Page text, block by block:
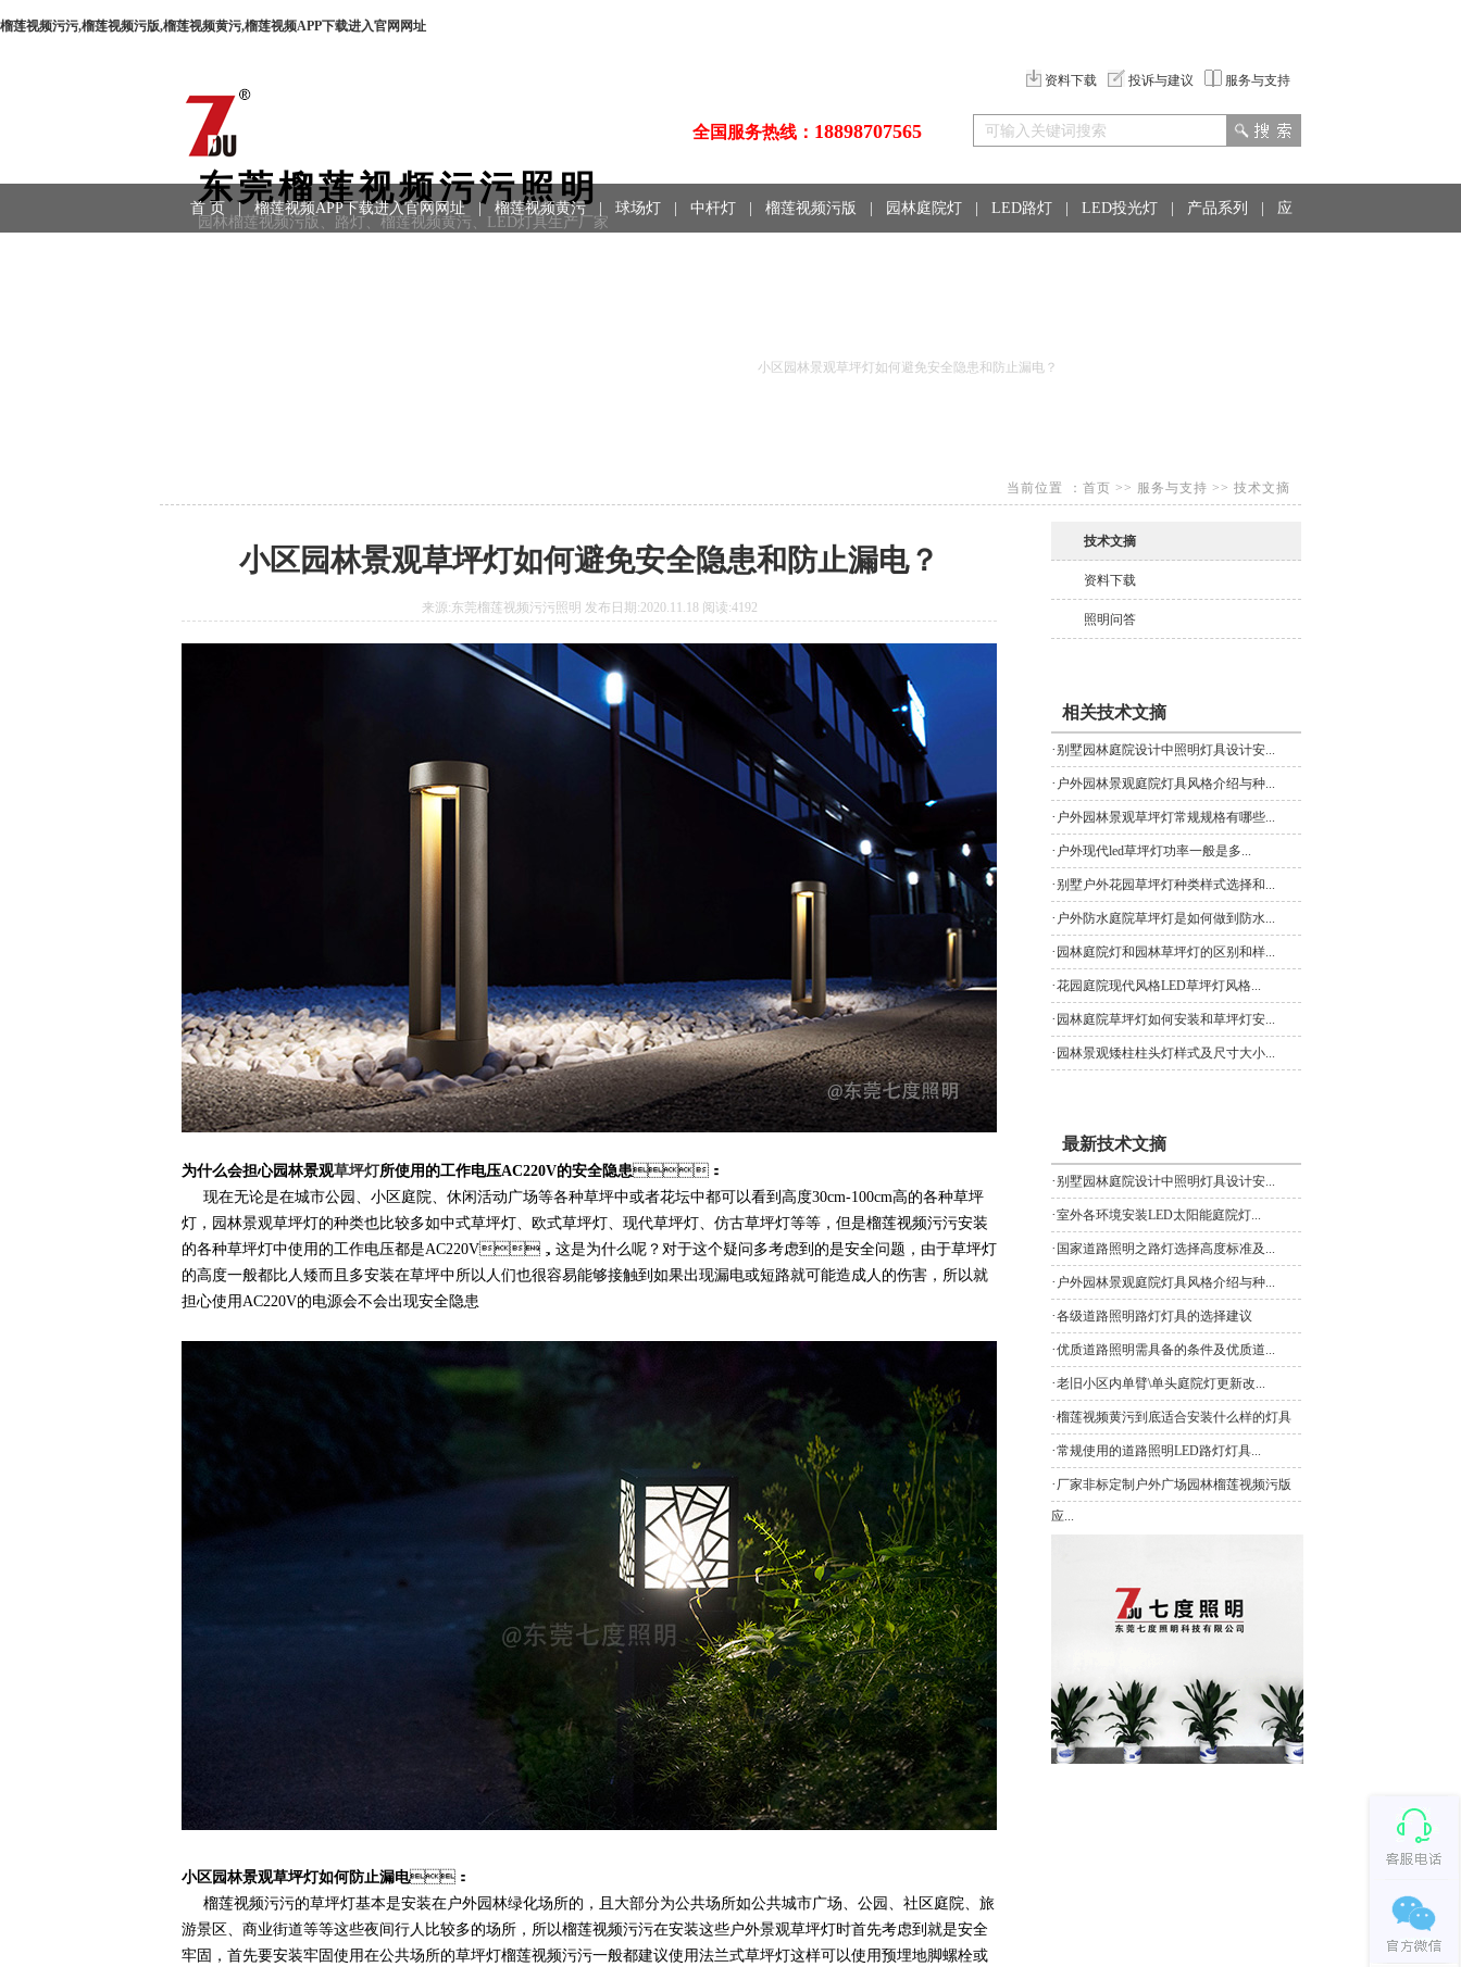
榴莲视频污污,榴莲视频污版,榴莲视频黄污,榴莲视频APP下载进入官网网址
东莞榴莲视频污污照明
园林榴莲视频污版、路灯、榴莲视频黄污、LED灯具生产厂家
资料下载 投诉与建议 服务与支持
全国服务热线： 18898707565
首 页 | 榴莲视频APP下载进入官网网址 | 榴莲视频黄污 球场灯 中杆灯 榴莲视频污版 园林庭院灯 LED路灯 LED投光灯 产品系列 应
小区园林景观草坪灯如何避免安全隐患和防止漏电？
当前位置： 首页 >> 服务与支持 >> 技术文摘
小区园林景观草坪灯如何避免安全隐患和防止漏电？
来源:东莞榴莲视频污污照明 发布日期:2020.11.18 阅读:4192
为什么会担心园林景观草坪灯所使用的工作电压AC220V的安全隐患：
现在无论是在城市公园、小区庭院、休闲活动广场等各种草坪中或者花坛中都可以看到高度30cm-100cm高的各种草坪
灯，园林景观草坪灯的种类也比较多如中式草坪灯、欧式草坪灯、现代草坪灯、仿古草坪灯等等，但是榴莲视频污污安装
的各种草坪灯中使用的工作电压都是AC220V，这是为什么呢？对于这个疑问多考虑到的是安全问题，由于草坪灯
的高度一般都比人矮而且多安装在草坪中所以人们也很容易能够接触到如果出现漏电或短路就可能造成人的伤害，所以就
担心使用AC220V的电源会不会出现安全隐患
小区园林景观草坪灯如何防止漏电：
榴莲视频污污的草坪灯基本是安装在户外园林绿化场所的，且大部分为公共场所如公共城市广场、公园、社区庭院、旅
游景区、商业街道等等这些夜间行人比较多的场所，所以榴莲视频污污在安装这些户外景观草坪灯时首先考虑到就是安全
牢固，首先要安装牢固使用在公共场所的草坪灯榴莲视频污污一般都建议使用法兰式草坪灯这样可以使用预埋地脚螺栓或
技术文摘
资料下载
照明问答
相关技术文摘
·别墅园林庭院设计中照明灯具设计安...
· 户外园林景观庭院灯具风格介绍与种...
· 户外园林景观草坪灯常规规格有哪些...
· 户外现代led草坪灯功率一般是多...
·别墅户外花园草坪灯种类样式选择和...
· 户外防水庭院草坪灯是如何做到防水...
· 园林庭院灯和园林草坪灯的区别和样...
·花园庭院现代风格LED草坪灯风格...
· 园林庭院草坪灯如何安装和草坪灯安...
· 园林景观矮柱柱头灯样式及尺寸大小...
最新技术文摘
·别墅园林庭院设计中照明灯具设计安...
·室外各环境安装LED太阳能庭院灯...
· 国家道路照明之路灯选择高度标准及...
· 户外园林景观庭院灯具风格介绍与种...
·各级道路照明路灯灯具的选择建议
·优质道路照明需具备的条件及优质道...
·老旧小区内单臂\单头庭院灯更新改...
·榴莲视频黄污到底适合安装什么样的灯具
·常规使用的道路照明LED路灯灯具...
· 厂家非标定制户外广场园林榴莲视频污版
应...